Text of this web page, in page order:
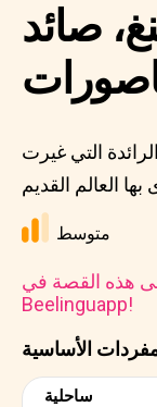
الأساسية
ساحلية
صائد
التي غيرت
متوسط
هذه القصة في
Beelinguapp!